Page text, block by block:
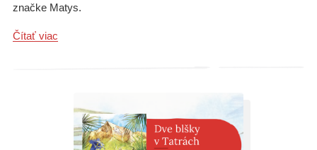
značke Matys.
Čítať viac